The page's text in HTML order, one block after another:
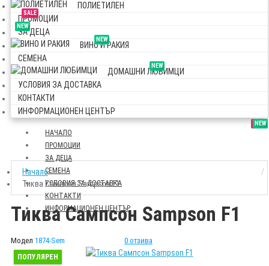
ПОЛИЕТИЛЕН
SALE
ПРОМОЦИИ
NEW
ЗА ДЕЦА
NEW
ВИНО И РАКИЯ
СЕМЕНА
NEW
ДОМАШНИ ЛЮБИМЦИ
УСЛОВИЯ ЗА ДОСТАВКА
КОНТАКТИ
ИНФОРМАЦИОНЕН ЦЕНТЪР
НАЧАЛО
SALE
ПРОМОЦИИ
NEW
ЗА ДЕЦА
СЕМЕНА
УСЛОВИЯ ЗА ДОСТАВКА
КОНТАКТИ
ИНФОРМАЦИОНЕН ЦЕНТЪР
Начало
Тиква Сампсон Sampson F1
Тиква Сампсон Sampson F1
Модел 1874-Sem 0 отзива
ПОПУЛЯРЕН